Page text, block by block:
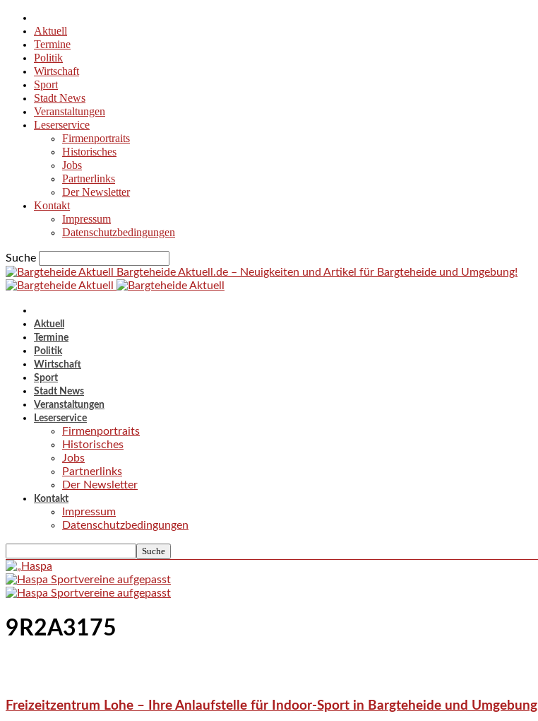
Aktuell
Termine
Politik
Wirtschaft
Sport
Stadt News
Veranstaltungen
Leserservice
Firmenportraits
Historisches
Jobs
Partnerlinks
Der Newsletter
Kontakt
Impressum
Datenschutzbedingungen
Suche
Bargteheide Aktuell.de – Neuigkeiten und Artikel für Bargteheide und Umgebung!
Aktuell
Termine
Politik
Wirtschaft
Sport
Stadt News
Veranstaltungen
Leserservice
Firmenportraits
Historisches
Jobs
Partnerlinks
Der Newsletter
Kontakt
Impressum
Datenschutzbedingungen
9R2A3175
Freizeitzentrum Lohe – Ihre Anlaufstelle für Indoor-Sport in Bargteheide und Umgebung